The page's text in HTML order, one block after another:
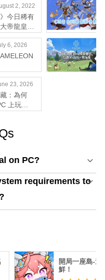
2, 2022
今日稀有
帝龍皇因
角色登場
6, 2026
23, 2026
：為何
上玩
on PC?
requirements to
開局一座島-送
鮮！